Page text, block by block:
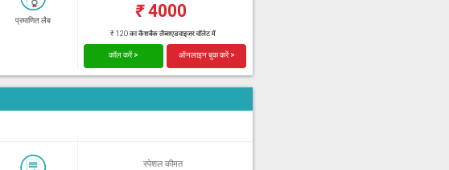
प्रमाणित लैब ₹4000
₹ 120 का कैशबैक लैब्सएडवाइजर वॉलेट में
कॉल करें > ऑनलाइन बुक करें >
स्पेशल कीमत